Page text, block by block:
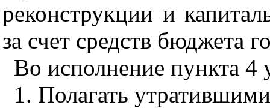
реконструкции и
за счет средств бюджета
Во исполнение пункта 4
1. Полагать